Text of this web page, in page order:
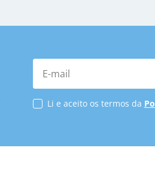
E-mail
Li e aceito os termos da